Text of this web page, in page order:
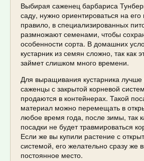
Выбирая саженец барбариса
саду, нужно ориентироваться на
правило, в специализированных
размножают семенами, чтобы
особенности сорта. В домашних
кустарник из семян сложно, так как
займет слишком много времени.
Для выращивания кустарника лучше
саженцы с закрытой корневой
продаются в контейнерах. Такой
материал можно перемещать в
любое время года, после зимы, так
посадки не будет травмироваться
Если же вы купили растение с
системой, его желательно сразу же
постоянное место.